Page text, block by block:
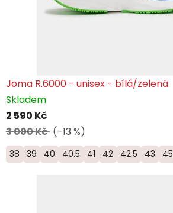
Joma R.6000 - unisex - bílá/zelená
Skladem
2 590 Kč
3 000 Kč (–13 %)
38 39 40 40.5 41 42 42.5 43 45